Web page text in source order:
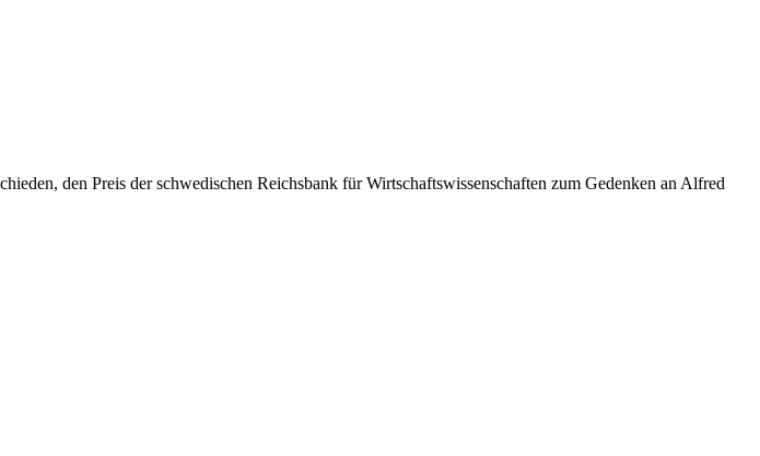
den Preis der schwedischen Reichsbank für Wirtschaftswissenschaften zum Gedenken an Alfred